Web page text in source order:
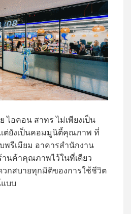
ไอคอน สาทร ไม่เพียงเป็น
ต่ยังเป็นคอมมูนิตี้คุณภาพ ที่
พรีเมียม อาคารสำนักงาน
นค้าคุณภาพไว้ในที่เดียว
วกสบายทุกมิติของการใช้ชีวิต
บบ